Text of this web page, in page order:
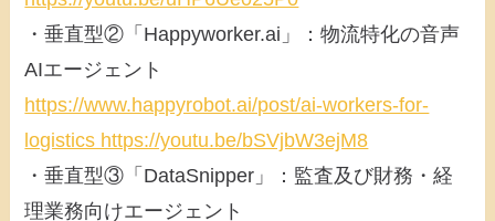
・垂直型②「Happyworker.ai」：物流特化の音声
AIエージェント
https://www.happyrobot.ai/post/ai-workers-for-
logistics https://youtu.be/bSVjbW3ejM8
・垂直型③「DataSnipper」：監査及び財務・経
理業務向けエージェント